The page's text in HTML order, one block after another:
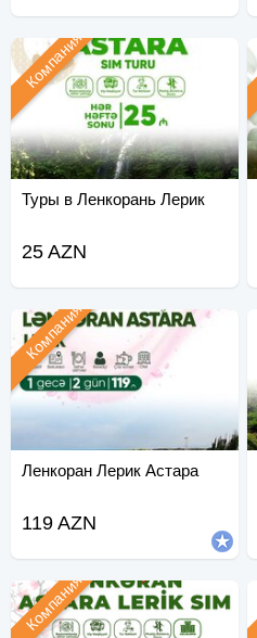
Туры в Ленкорань Лерик
Компания
25 AZN
Ленкоран Лерик Астара
Компания
119 AZN
Компания